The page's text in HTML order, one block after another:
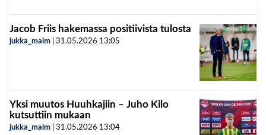
Jacob Friis hakemassa positiivista tulosta
jukka_malm 31.05.2026 13:05
Yksi muutos Huuhkajiin – Juho Kilo
kutsuttiin mukaan
jukka_malm 31.05.2026 13:04